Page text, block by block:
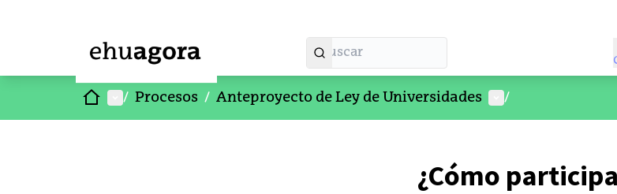
InicioMenú principal
/ Procesos / Anteproyecto de Ley de Universidades Menú de usuario
/
¿Cómo